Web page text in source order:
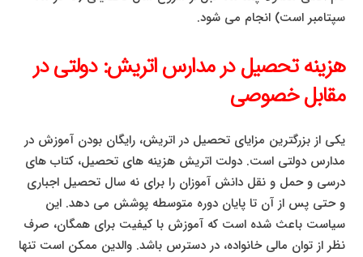
سپتامبر است) انجام می شود.
هزینه تحصیل در مدارس اتریش: دولتی در
مقابل خصوصی
یکی از بزرگترین مزایای تحصیل در اتریش، رایگان بودن آموزش در
مدارس دولتی است. دولت اتریش هزینه های تحصیل، کتاب های
درسی و حمل و نقل دانش آموزان را برای نه سال تحصیل اجباری
و حتی پس از آن تا پایان دوره متوسطه پوشش می دهد. این
سیاست باعث شده است که آموزش با کیفیت برای همگان، صرف
نظر از توان مالی خانواده، در دسترس باشد. والدین ممکن است تنها